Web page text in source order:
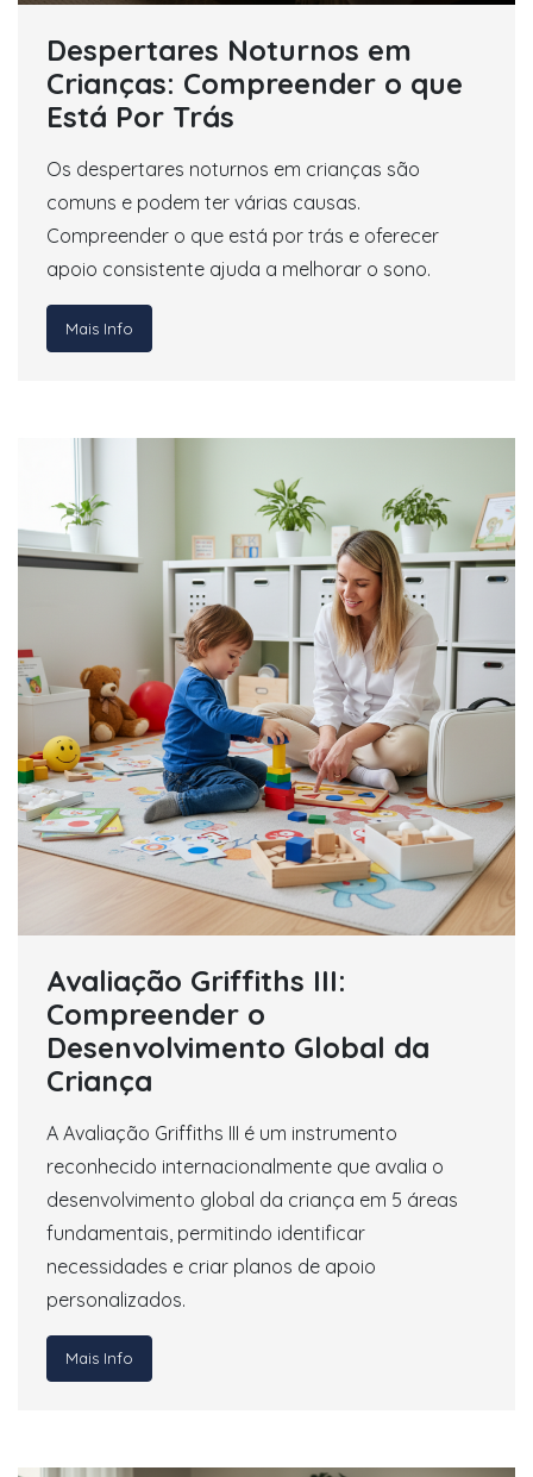
Despertares Noturnos em
Crianças: Compreender o que
Está Por Trás
Os despertares noturnos em crianças são
comuns e podem ter várias causas.
Compreender o que está por trás e oferecer
apoio consistente ajuda a melhorar o sono.
Mais Info
Avaliação Griffiths III:
Compreender o
Desenvolvimento Global da
Criança
A Avaliação Griffiths III é um instrumento
reconhecido internacionalmente que avalia o
desenvolvimento global da criança em 5 áreas
fundamentais, permitindo identificar
necessidades e criar planos de apoio
personalizados.
Mais Info